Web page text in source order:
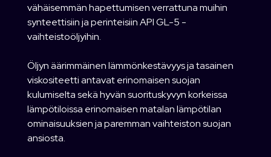
vähäisemmän hapettumisen verrattuna muihin
synteettisiin ja perinteisiin API GL-5 -
vaihteistoöljyihin.
Öljyn äärimmäinen lämmönkestävyys ja tasainen
viskositeetti antavat erinomaisen suojan
kulumiselta sekä hyvän suorituskyvyn korkeissa
lämpötiloissa erinomaisen matalan lämpötilan
ominaisuuksien ja paremman vaihteiston suojan
ansiosta.